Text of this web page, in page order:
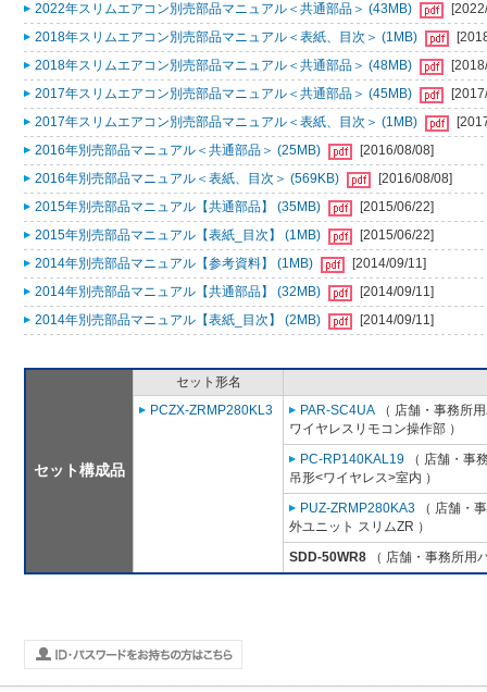
2022年スリムエアコン別売部品マニュアル＜共通部品＞ (43MB)
2018年スリムエアコン別売部品マニュアル＜表紙、目次＞ (1MB)
2018年スリムエアコン別売部品マニュアル＜共通部品＞ (48MB)
2017年スリムエアコン別売部品マニュアル＜共通部品＞ (45MB)
2017年スリムエアコン別売部品マニュアル＜表紙、目次＞ (1MB)
2016年別売部品マニュアル＜共通部品＞ (25MB)
[2016/08/08]
2016年別売部品マニュアル＜表紙、目次＞ (569KB)
[2016/08/08]
2015年別売部品マニュアル【共通部品】 (35MB)
[2015/06/22]
2015年別売部品マニュアル【表紙_目次】 (1MB)
[2015/06/22]
2014年別売部品マニュアル【参考資料】 (1MB)
[2014/09/11]
2014年別売部品マニュアル【共通部品】 (32MB)
[2014/09/11]
2014年別売部品マニュアル【表紙_目次】 (2MB)
[2014/09/11]
セット構成品
セット形名
PCZX-ZRMP280KL3
PAR-SC4UA （ 店舗・事務所
ワイヤレスリモコン操作部 ）
PC-RP140KAL19 （ 店舗・事
吊形<ワイヤレス>室内 ）
PUZ-ZRMP280KA3 （ 店舗・
外ユニット スリムZR ）
SDD-50WR8 （ 店舗・事務所用